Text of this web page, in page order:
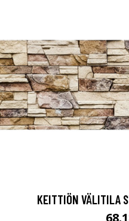
KEITTIÖN VÄLITILA